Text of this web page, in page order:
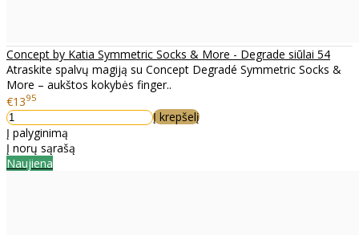
Concept by Katia Symmetric Socks & More - Degrade siūlai 54
Atraskite spalvų magiją su Concept Degradé Symmetric Socks &
More – aukštos kokybės finger..
€1395
Į krepšelį
Į palyginimą
Į norų sąrašą
Naujiena